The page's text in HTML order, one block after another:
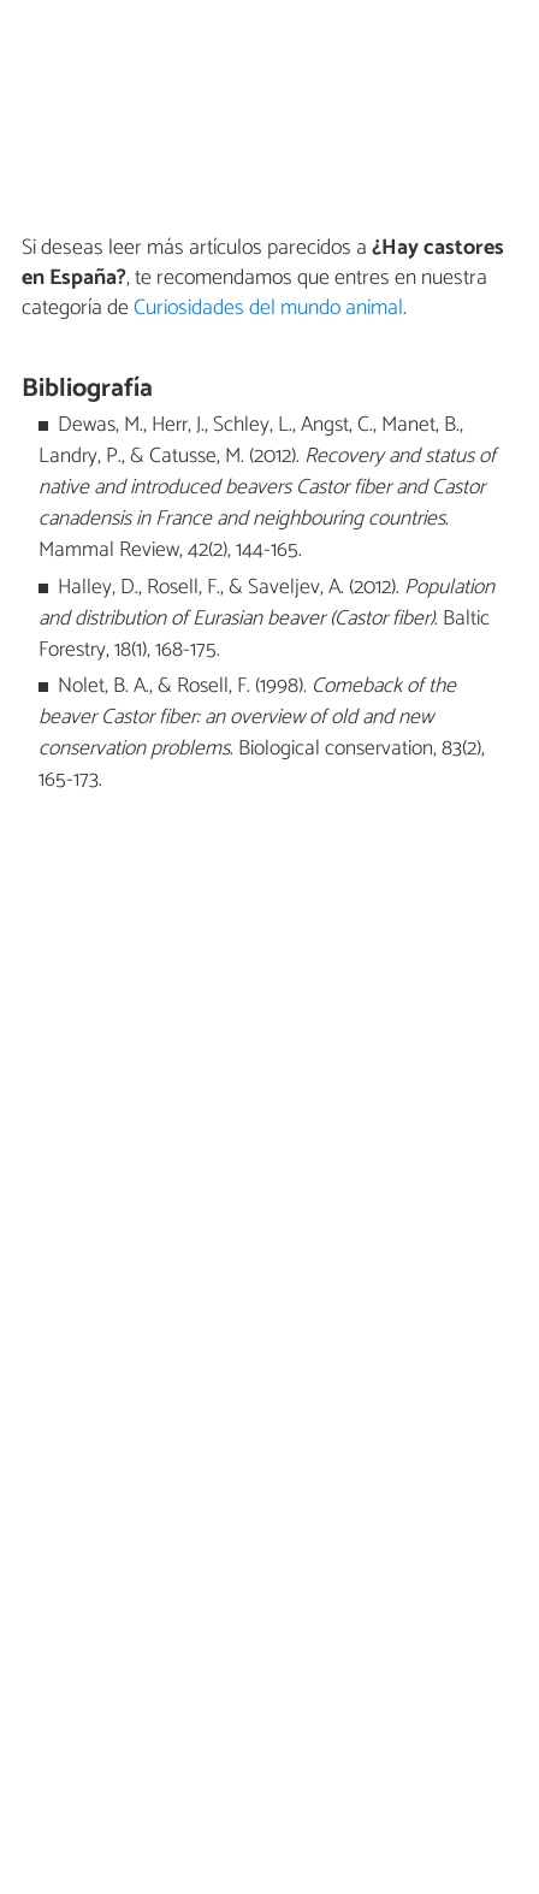
Si deseas leer más artículos parecidos a¿Hay castores
en España?, te recomendamos que entres en nuestra
categoría deCuriosidades del mundo animal.
Bibliografía
Dewas, M., Herr, J., Schley, L., Angst, C., Manet, B.,
Landry, P., & Catusse, M. (2012). Recovery and status of
native and introduced beavers Castor fiber and Castor
canadensis in France and neighbouring countries.
Mammal Review, 42(2), 144-165.
Halley, D., Rosell, F., & Saveljev, A. (2012). Population
and distribution of Eurasian beaver (Castor fiber). Baltic
Forestry, 18(1), 168-175.
Nolet, B. A., & Rosell, F. (1998). Comeback of the
beaver Castor fiber: an overview of old and new
conservation problems. Biological conservation, 83(2),
165-173.